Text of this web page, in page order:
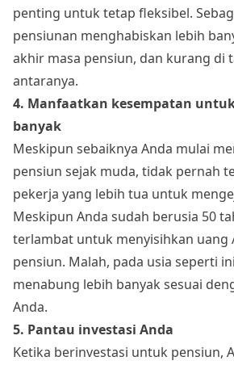
penting untuk tetap fleksibel.
pensiunan menghabiskan lebih
akhir masa pensiun, dan kurang di
antaranya.
4. Manfaatkan kesempatan
banyak
Meskipun sebaiknya Anda mulai
pensiun sejak muda, tidak pernah
pekerja yang lebih tua untuk
Meskipun Anda sudah berusia 50
terlambat untuk menyisihkan uang
pensiun. Malah, pada usia seperti
menabung lebih banyak sesuai
Anda.
5. Pantau investasi Anda
Ketika berinvestasi untuk pensiun,